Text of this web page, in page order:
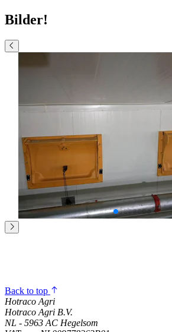
Bilder!
Back to top
Hotraco Agri
Hotraco Agri B.V.
NL - 5963 AC Hegelsom